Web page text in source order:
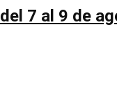
7 al 9 de